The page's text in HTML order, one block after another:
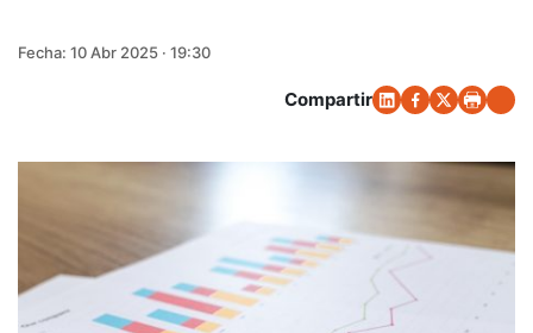
Fecha: 10 Abr 2025 · 19:30
Compartir